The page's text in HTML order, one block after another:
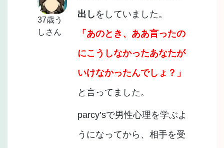
37歳う
しさん
出し をしていました。
「あのとき、ああ言ったの
にこうしなかったあなたが
いけなかったんでしょ？」
と言ってました。
parcy’sで男性心理を学ぶよ
うになってから、相手を受